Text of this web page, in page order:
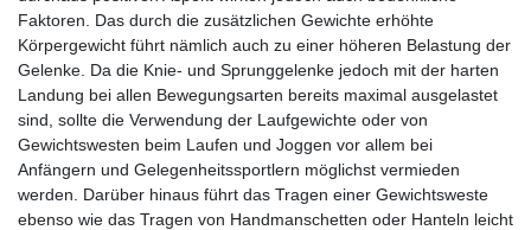
Faktoren. Das durch die zusätzlichen Gewichte erhöhte
Körpergewicht führt nämlich auch zu einer höheren Belastung der
Gelenke. Da die Knie- und Sprunggelenke jedoch mit der harten
Landung bei allen Bewegungsarten bereits maximal ausgelastet
sind, sollte die Verwendung der Laufgewichte oder von
Gewichtswesten beim Laufen und Joggen vor allem bei
Anfängern und Gelegenheitssportlern möglichst vermieden
werden. Darüber hinaus führt das Tragen einer Gewichtsweste
ebenso wie das Tragen von Handmanschetten oder Hanteln leicht